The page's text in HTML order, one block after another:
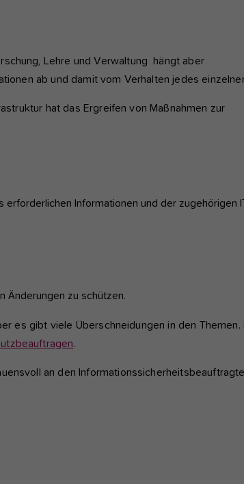
Lehre und Verwaltung hängt aber
ab und damit vom Verhalten jedes
hat das Ergreifen von Maßnahmen zur
Informationen und der zugehörigen
Änderungen zu schützen.
es gibt viele Überschneidungen in den Themen.
.
an den
etracker
Cookie-Informationen anzeigen
unserer Website externe Inhalte, um Ihnen